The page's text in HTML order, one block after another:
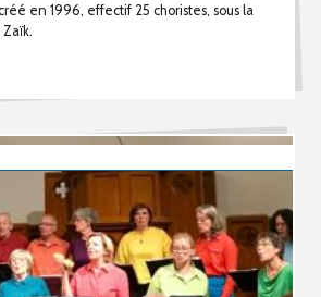
en 1996, effectif 25 choristes, sous la